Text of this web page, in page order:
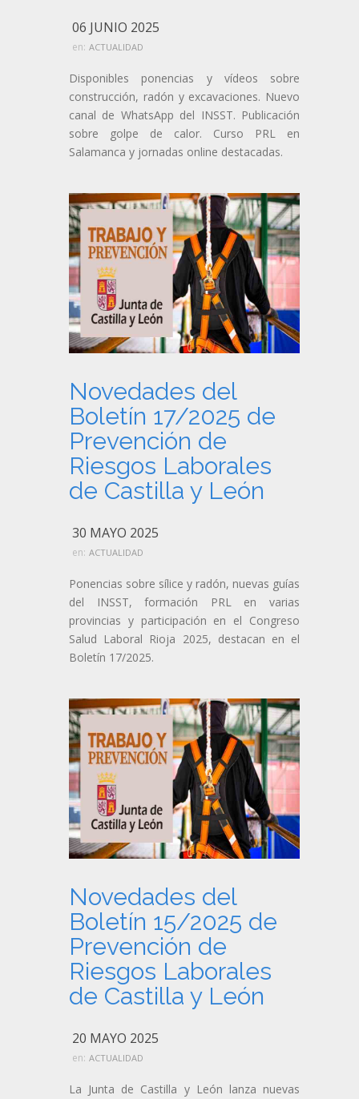
06 JUNIO 2025
en: ACTUALIDAD
Disponibles ponencias y vídeos sobre
construcción, radón y excavaciones. Nuevo
canal de WhatsApp del INSST. Publicación
sobre golpe de calor. Curso PRL en
Salamanca y jornadas online destacadas.
Novedades del
Boletín 17/2025 de
Prevención de
Riesgos Laborales
de Castilla y León
30 MAYO 2025
en: ACTUALIDAD
Ponencias sobre sílice y radón, nuevas guías
del INSST, formación PRL en varias
provincias y participación en el Congreso
Salud Laboral Rioja 2025, destacan en el
Boletín 17/2025.
Novedades del
Boletín 15/2025 de
Prevención de
Riesgos Laborales
de Castilla y León
20 MAYO 2025
en: ACTUALIDAD
La Junta de Castilla y León lanza nuevas